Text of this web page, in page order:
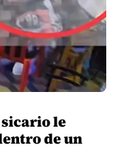
le
de un